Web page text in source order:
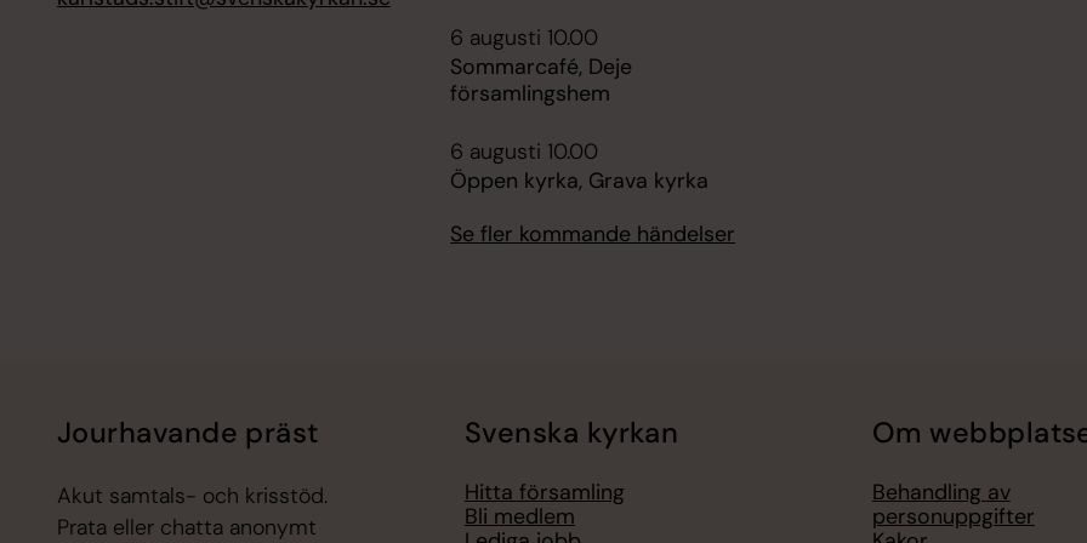
6 augusti 10.00
Sommarcafé, Deje
församlingshem
6 augusti 10.00
Öppen kyrka, Grava kyrka
Se fler kommande händelser
Jourhavande präst
Akut samtals- och krisstöd.
Prata eller chatta anonymt
Svenska kyrkan
Hitta församling
Bli medlem
Om
Behandling av
personuppgifter